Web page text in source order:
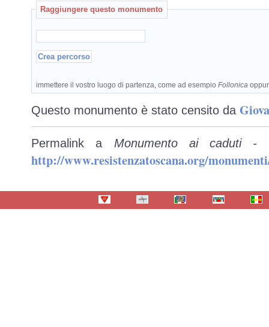
Raggiungere questo monumento
immettere il vostro luogo di partenza, come ad esempio Follonica
Questo monumento è stato censito da
Permalink a Monumento ai caduti -
http://www.resistenzatoscana.org/